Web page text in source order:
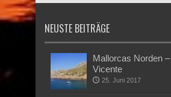
NEUSTE BEITRÄGE
Mallorcas Norden
Vicente
25. Juni 2017